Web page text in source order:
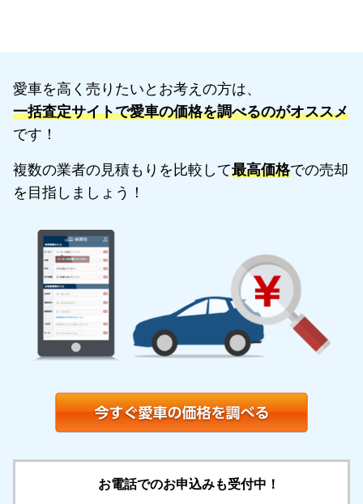
愛車を高く売りたいとお考えの方は、
一括査定サイトで愛車の価格を調べるのがオススメ
です！
複数の業者の見積もりを比較して最高価格での売却
を目指しましょう！
お電話でのお申込みも受付中！